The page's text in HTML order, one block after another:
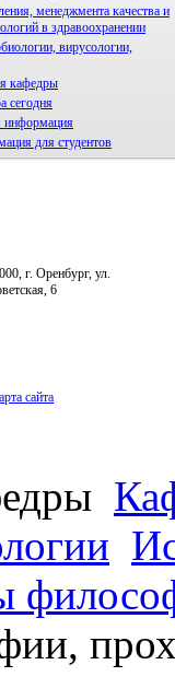
менеджмента качества и
в здравоохранении
вирусологии,
кафедры
сегодня
информация
для студентов
г. Оренбург, ул.
6
сайта